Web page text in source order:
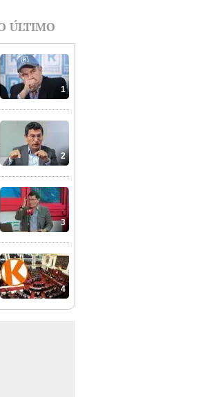
ÚLTIMO
1
2
3
4